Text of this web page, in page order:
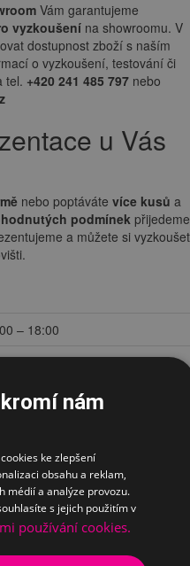
Vám garantujeme
vyzkoušení na showroomu. V
dostupnost zboží s naším
o vyzkoušení, testování či
tel. +420 241 485 797 nebo
u Vás
nebo poptáváte více kusů a
podmínek přijedeme
a můžete si vyzkoušet
– 18:00
– 18:00
– 18:00
– 18:00
– 16:30
nám
ke zlepšení
obsahu a reklam,
médií a analýze provozu.
s jejich použitím v
používání cookies.